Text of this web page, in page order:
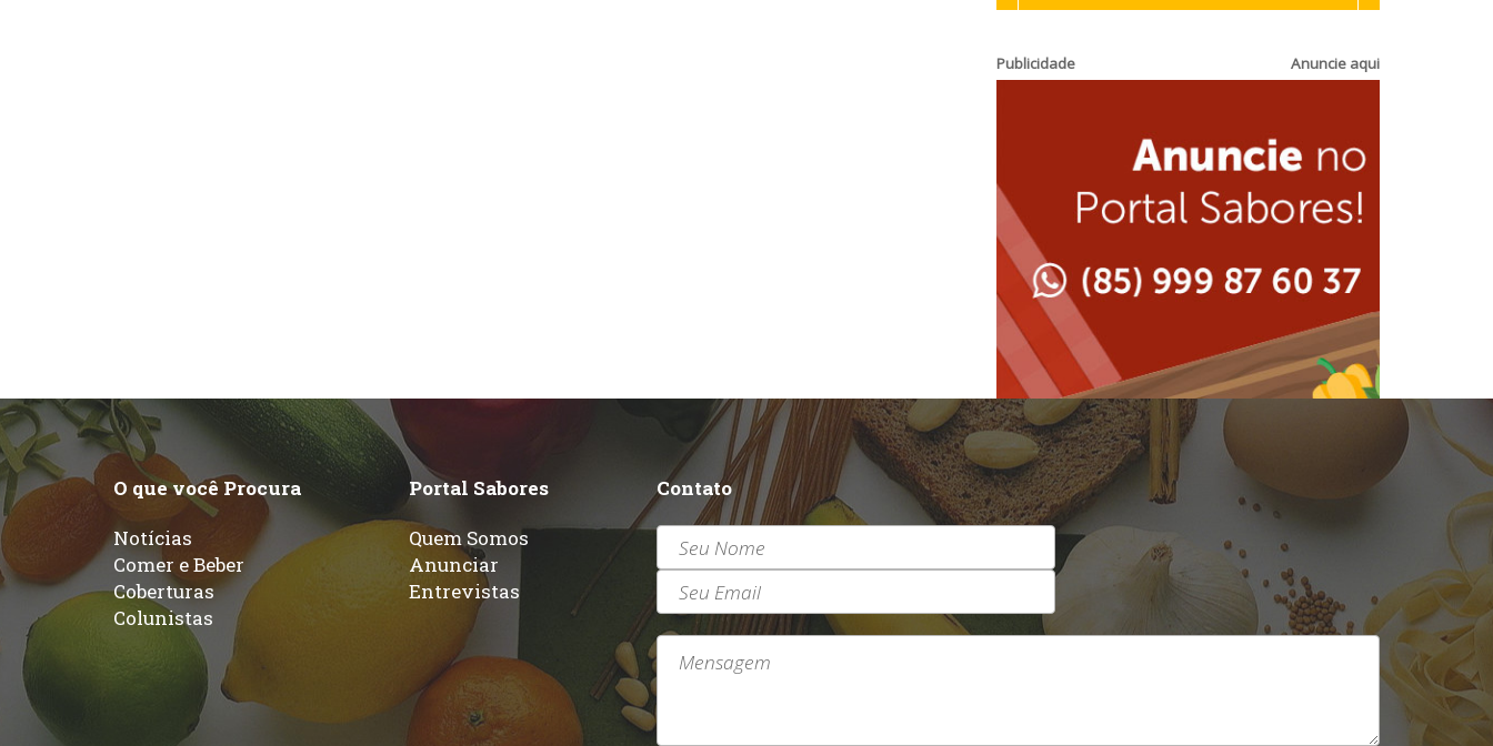
Espanhola
Francesa
Hamburguerias e
Sanduicherias
Internacional
Japonesa e Oriental
Sanduicherias
Lanchonetes
Massas
Padarias e Confeitarias
Peixes e Frutos do Mar
Pizzarias
Publicidade Anuncie aqui
O que você Procura
Notícias
Comer e Beber
Coberturas
Colunistas
Portal Sabores
Quem Somos
Anunciar
Entrevistas
Contato